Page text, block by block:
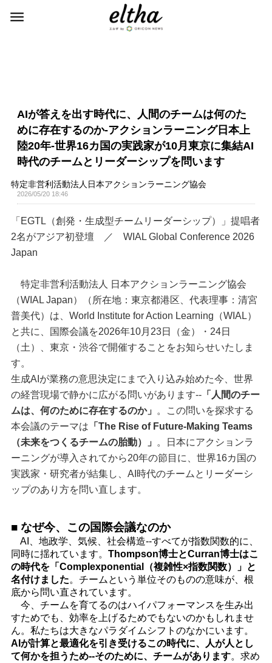
AIが答えを出す時代に、人間のチームは何のた
めに存在するのか-アクションラーニング日本上
陸20年-世界16カ国の実践家が10月東京に集結AI
時代のチームとリーダーシップを問います
特定非営利活動法人日本アクションラーニング協会
2026/05/20 18:46
「EGTL（創発・生成型チームリーダーシップ）」提唱者
2名がアジア初登壇 ／ WIAL Global Conference 2026
Japan
特定非営利活動法人 日本アクションラーニング協会
（WIAL Japan）（所在地：東京都港区、代表理事：清宮
普美代）は、World Institute for Action Learning（WIAL）
と共に、国際会議を2026年10月23日（金）・24日
（土）、東京・渋谷で開催することをお知らせいたしま
す。
生成AIが業務の意思決定にまで入り込み始めた今、世界
の経営現場で静かに広がる問いがあります--「人間のチー
ムは、何のために存在するのか」
。この問いを探求する
本会議のテーマは 「The Rise of Future-Making Teams
（未来をつくるチームの胎動）」
。日本にアクションラ
ーニングが導入されてから20年の節目に、世界16カ国の
実践家・研究者が結集し、AI時代のチームとリーダーシ
ップのあり方を問い直します。
■ なぜ今、この国際会議なのか
AI、地政学、気候、社会構造--すべてが指数関数的に、
同時に揺れています。 Thompson博士とCurran博士はこ
の時代を「Complexponential（複雑性×指数関数）」と
名付けました。チームという単位そのものの意味が、根
底から問い直されています。
今、チームを育てるのはハイパフォーマンスを生み出
すためでも、効率を上げるためでもないのかもしれませ
ん。私たちは大きなパラダイムシフトのなかにいます。
AIが計算と最適化を引き受けるこの時代に、人が人とし
て何かを担うため--そのために、チームがあります。求め